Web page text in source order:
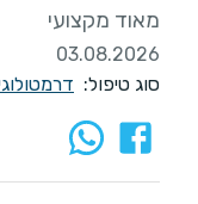
מאוד מקצועי
03.08.2026
סוג טיפול: